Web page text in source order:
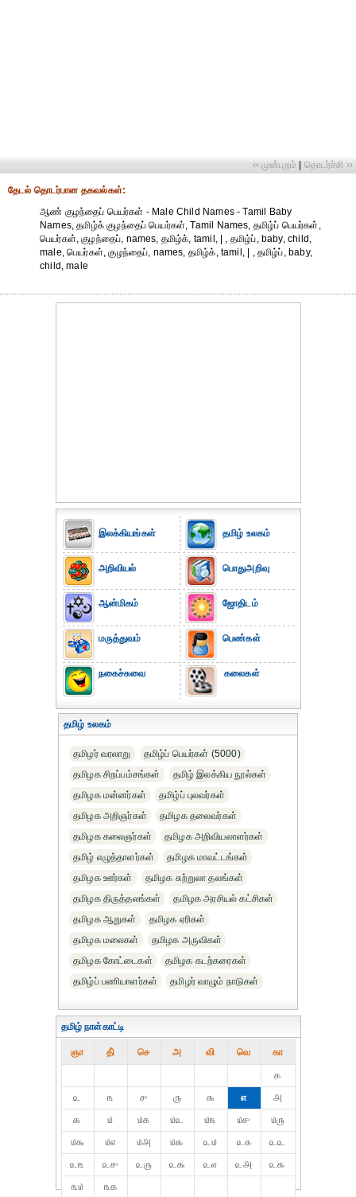
‹‹ முன்புறம் தொடர்ச்சி ››
தேட‌ல் தொட‌ர்பான தகவ‌ல்க‌ள்:
ஆண் குழந்தைப் பெயர்கள் - Male Child Names - Tamil Baby
Names, தமிழ்க் குழந்தைப் பெயர்கள், Tamil Names, தமிழ்ப் பெயர்கள்,
பெயர்கள், குழந்தைப், names, தமிழ்க், tamil, | , தமிழ்ப், baby, child,
male, பெயர்கள், குழந்தைப், names, தமிழ்க், tamil, | , தமிழ்ப், baby,
child, male
இலக்கியங்கள்
அறிவியல்
ஆன்மிகம்
மருத்துவம்
நகைச்சுவை
தமிழ் உலகம்
பொதுஅறிவு
ஜோதிடம்
பெண்கள்
கலைகள்
தமிழ் உலகம்
தமிழர் வரலாறு
தமிழ்ப் பெயர்கள் (5000)
தமிழக சிறப்பம்சங்கள்
தமிழ் இலக்கிய நூல்கள்
தமிழக மன்னர்கள்
தமிழ்ப் புலவர்கள்
தமிழக அறிஞர்கள்
தமிழக தலைவர்கள்
தமிழக கலைஞர்கள்
தமிழக அறிவியலாளர்கள்‎
தமிழ் எழுத்தாளர்கள்
தமிழக மாவட்டங்கள்
தமிழக ஊர்கள்
தமிழக சுற்றுலா தலங்கள்
தமிழக திருத்தலங்கள்
தமிழக அரசியல் கட்சிகள்
தமிழக ஆறுகள்
தமிழக ஏரிகள்
தமிழக மலைகள்
தமிழக அருவிகள்
தமிழக கோட்டைகள்
தமிழக கடற்கரைகள்
தமிழ்ப் பணியாளர்கள்
தமிழர் வாழும் நாடுகள்
தமிழ் நாள்காட்டி
ஞா தி் செ அ வி வெ கா
௧
௨
௩ ௪ ௫ ௬ ௭
௮
௯
௰ ௰௧ ௰௨ ௰௩ ௰௪
௰௫
௰௬
௰௭ ௰௮ ௰௯ ௨௰ ௨௧
௨௨
௨௩
௨௪ ௨௫ ௨௬ ௨௭ ௨௮
௨௯
௩௰
௩௧